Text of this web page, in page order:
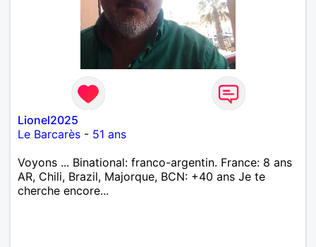
Lionel2025
Le Barcarès - 51 ans
Voyons ... Binational: franco-argentin. France: 8 ans
AR, Chili, Brazil, Majorque, BCN: +40 ans Je te
cherche encore...